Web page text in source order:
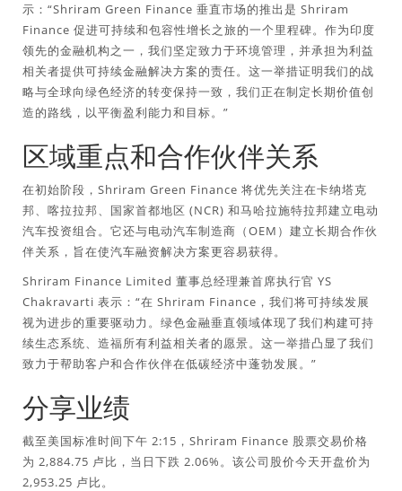
示：“Shriram Green Finance 垂直市场的推出是 Shriram
Finance 促进可持续和包容性增长之旅的一个里程碑。作为印度
领先的金融机构之一，我们坚定致力于环境管理，并承担为利益
相关者提供可持续金融解决方案的责任。这一举措证明我们的战
略与全球向绿色经济的转变保持一致，我们正在制定长期价值创
造的路线，以平衡盈利能力和目标。”
区域重点和合作伙伴关系
在初始阶段，Shriram Green Finance 将优先关注在卡纳塔克
邦、喀拉拉邦、国家首都地区 (NCR) 和马哈拉施特拉邦建立电动
汽车投资组合。它还与电动汽车制造商（OEM）建立长期合作伙
伴关系，旨在使汽车融资解决方案更容易获得。
Shriram Finance Limited 董事总经理兼首席执行官 YS
Chakravarti 表示：“在 Shriram Finance，我们将可持续发展
视为进步的重要驱动力。绿色金融垂直领域体现了我们构建可持
续生态系统、造福所有利益相关者的愿景。这一举措凸显了我们
致力于帮助客户和合作伙伴在低碳经济中蓬勃发展。”
分享业绩
截至美国标准时间下午 2:15，Shriram Finance 股票交易价格
为 2,884.75 卢比，当日下跌 2.06%。该公司股价今天开盘价为
2,953.25 卢比。